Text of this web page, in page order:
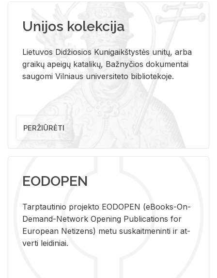
Unijos kolekcija
Lietuvos Didžiosios Kunigaikštystės unitų, arba
graikų apeigų katalikų, Bažnyčios dokumentai
saugomi Vilniaus universiteto bibliotekoje.
PERŽIŪRĖTI
EODOPEN
Tarp­tau­ti­nio pro­jek­to EO­DO­PEN (eBo­oks-On-
De­mand-Ne­twork Ope­ning Pub­li­ca­tions for
Eu­ro­pe­an Ne­ti­zens) metu su­skait­me­nin­ti ir at­
ver­ti lei­di­niai.